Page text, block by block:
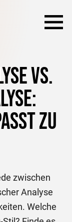
vs.
zu
zwischen
Analyse
Welche